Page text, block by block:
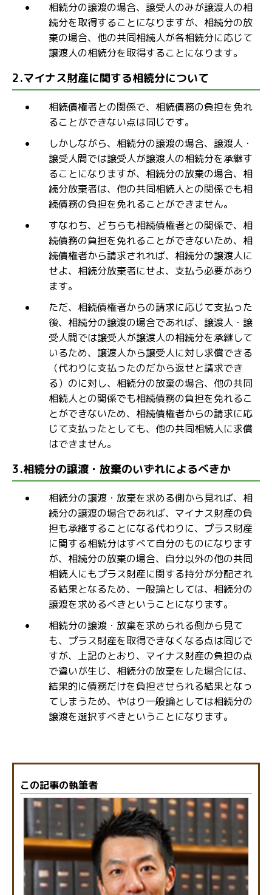
相続分の譲渡の場合、譲受人のみが譲渡人の相
続分を取得することになりますが、相続分の放
棄の場合、他の共同相続人が各相続分に応じて
譲渡人の相続分を取得することになります。
2.マイナス財産に関する相続分について
相続債権者との関係で、相続債務の負担を免れ
ることができない点は同じです。
しかしながら、相続分の譲渡の場合、譲渡人・
譲受人間では譲受人が譲渡人の相続分を承継す
ることになりますが、相続分の放棄の場合、相
続分放棄者は、他の共同相続人との関係でも相
続債務の負担を免れることができません。
すなわち、どちらも相続債権者との関係で、相
続債務の負担を免れることができないため、相
続債権者から請求されれば、相続分の譲渡人に
せよ、相続分放棄者にせよ、支払う必要があり
ます。
ただ、相続債権者からの請求に応じて支払った
後、相続分の譲渡の場合であれば、譲渡人・譲
受人間では譲受人が譲渡人の相続分を承継して
いるため、譲渡人から譲受人に対し求償できる
（代わりに支払ったのだから返せと請求でき
る）のに対し、相続分の放棄の場合、他の共同
相続人との関係でも相続債務の負担を免れるこ
とができないため、相続債権者からの請求に応
じて支払ったとしても、他の共同相続人に求償
はできません。
3.相続分の譲渡・放棄のいずれによるべきか
相続分の譲渡・放棄を求める側から見れば、相
続分の譲渡の場合であれば、マイナス財産の負
担も承継することになる代わりに、プラス財産
に関する相続分はすべて自分のものになります
が、相続分の放棄の場合、自分以外の他の共同
相続人にもプラス財産に関する持分が分配され
る結果となるため、一般論としては、相続分の
譲渡を求めるべきということになります。
相続分の譲渡・放棄を求められる側から見て
も、プラス財産を取得できなくなる点は同じで
すが、上記のとおり、マイナス財産の負担の点
で違いが生じ、相続分の放棄をした場合には、
結果的に債務だけを負担させられる結果となっ
てしまうため、やはり一般論としては相続分の
譲渡を選択すべきということになります。
この記事の執筆者